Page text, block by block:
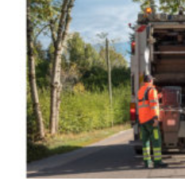
savoir-
faire
horloger
reçoit
le
label
UNESCO